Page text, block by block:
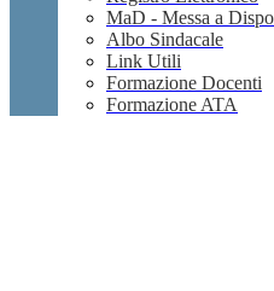
MaD - Messa a
Albo Sindacale
Link Utili
Formazione Docenti
Formazione ATA